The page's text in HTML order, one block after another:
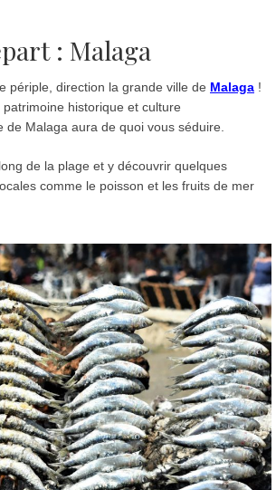
: Malaga
périple, direction la grande ville de Malaga !
historique et culture
de Malaga aura de quoi vous séduire.
de la plage et y découvrir quelques
comme le poisson et les fruits de mer